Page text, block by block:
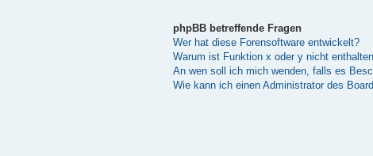
phpBB betreffende Fragen
Wer hat diese Forensoftware entwickelt?
Warum ist Funktion x oder y nicht
An wen soll ich mich wenden, falls es
Wie kann ich einen Administrator des